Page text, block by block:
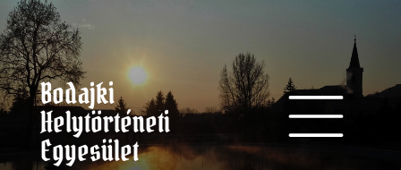
Bodajki
Helytörténeti
Egyesület